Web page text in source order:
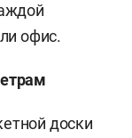
офис.
доски